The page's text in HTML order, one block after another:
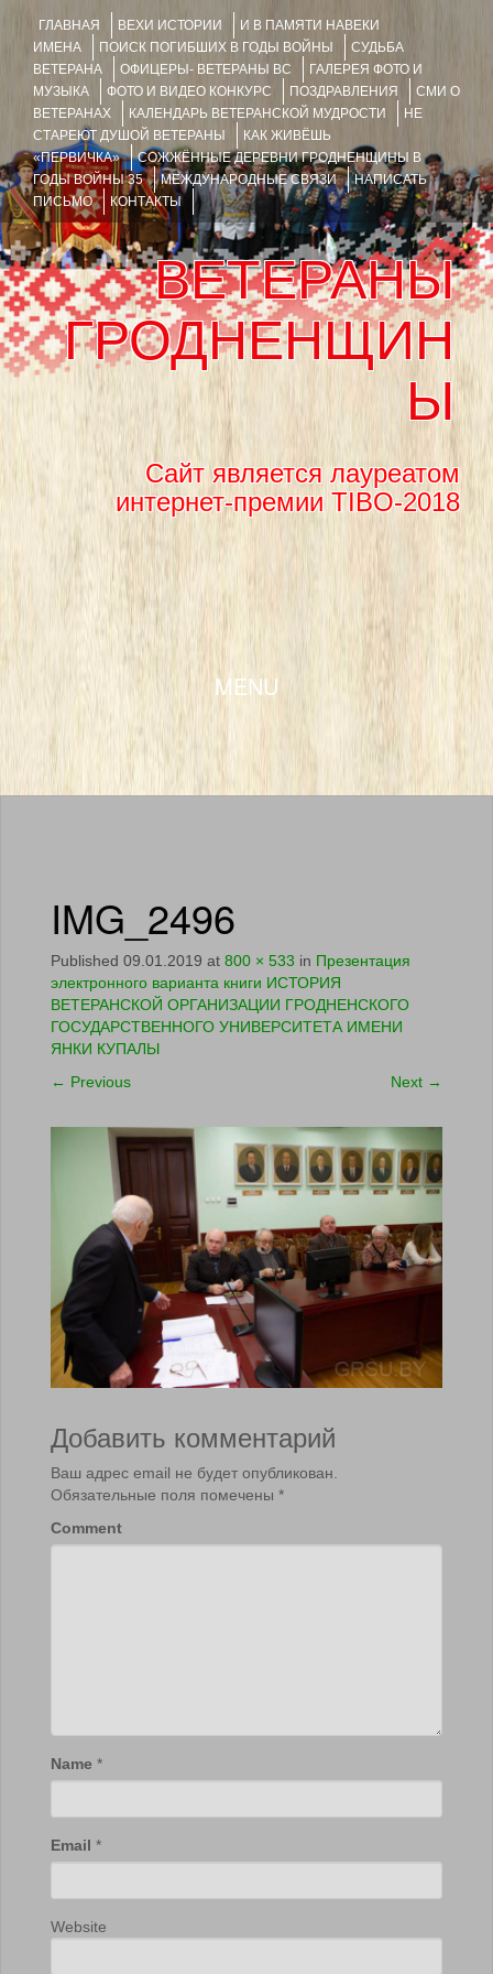
ГЛАВНАЯ ВЕХИ ИСТОРИИ
И В ПАМЯТИ НАВЕКИ
ИМЕНА
ПОИСК ПОГИБШИХ В ГОДЫ ВОЙНЫ
СУДЬБА
ВЕТЕРАНА
ОФИЦЕРЫ- ВЕТЕРАНЫ ВС
ГАЛЕРЕЯ ФОТО И
МУЗЫКА
ФОТО И ВИДЕО КОНКУРС ПОЗДРАВЛЕНИЯ
СМИ О
ВЕТЕРАНАХ
КАЛЕНДАРЬ ВЕТЕРАНСКОЙ МУДРОСТИ
НЕ
СТАРЕЮТ ДУШОЙ ВЕТЕРАНЫ
КАК ЖИВЁШЬ
«ПЕРВИЧКА»
СОЖЖЁННЫЕ ДЕРЕВНИ ГРОДНЕНЩИНЫ В
ГОДЫ ВОЙНЫ 35
МЕЖДУНАРОДНЫЕ СВЯЗИ
НАПИСАТЬ
ПИСЬМО
КОНТАКТЫ
ВЕТЕРАНЫ
ГРОДНЕНЩИН
Ы
Сайт является лауреатом
интернет-премии TIBO-2018
MENU
SKIP TO CONTENT
IMG_2496
Published 09.01.2019 at 800 × 533 in Презентация
электронного варианта книги ИСТОРИЯ
ВЕТЕРАНСКОЙ ОРГАНИЗАЦИИ ГРОДНЕНСКОГО
ГОСУДАРСТВЕННОГО УНИВЕРСИТЕТА ИМЕНИ
ЯНКИ КУПАЛЫ
← Previous Next →
Добавить комментарий
Ваш адрес email не будет опубликован.
Обязательные поля помечены *
Comment
Name *
Email *
Website